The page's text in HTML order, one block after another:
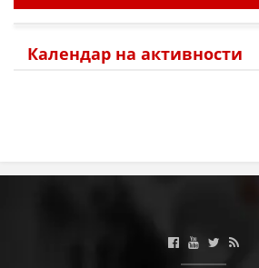
ПРЕЗЕНТАЦИИ
Календар на активности